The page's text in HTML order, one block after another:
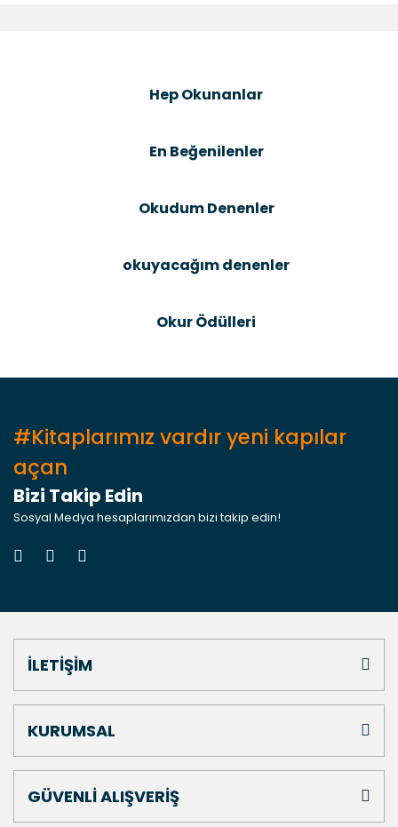
Ürün açıklamasında eksik bilgiler bulunuyor.
Ürün fiyatı diğer sitelerden daha pahalı.
Hep Okunanlar
En Beğenilenler
Okudum Denenler
okuyacağım denenler
Okur Ödülleri
#Kitaplarımız vardır yeni kapılar
açan
Bizi Takip Edin
Sosyal Medya hesaplarımızdan bizi takip edin!
İLETİŞİM
KURUMSAL
GÜVENLİ ALIŞVERİŞ